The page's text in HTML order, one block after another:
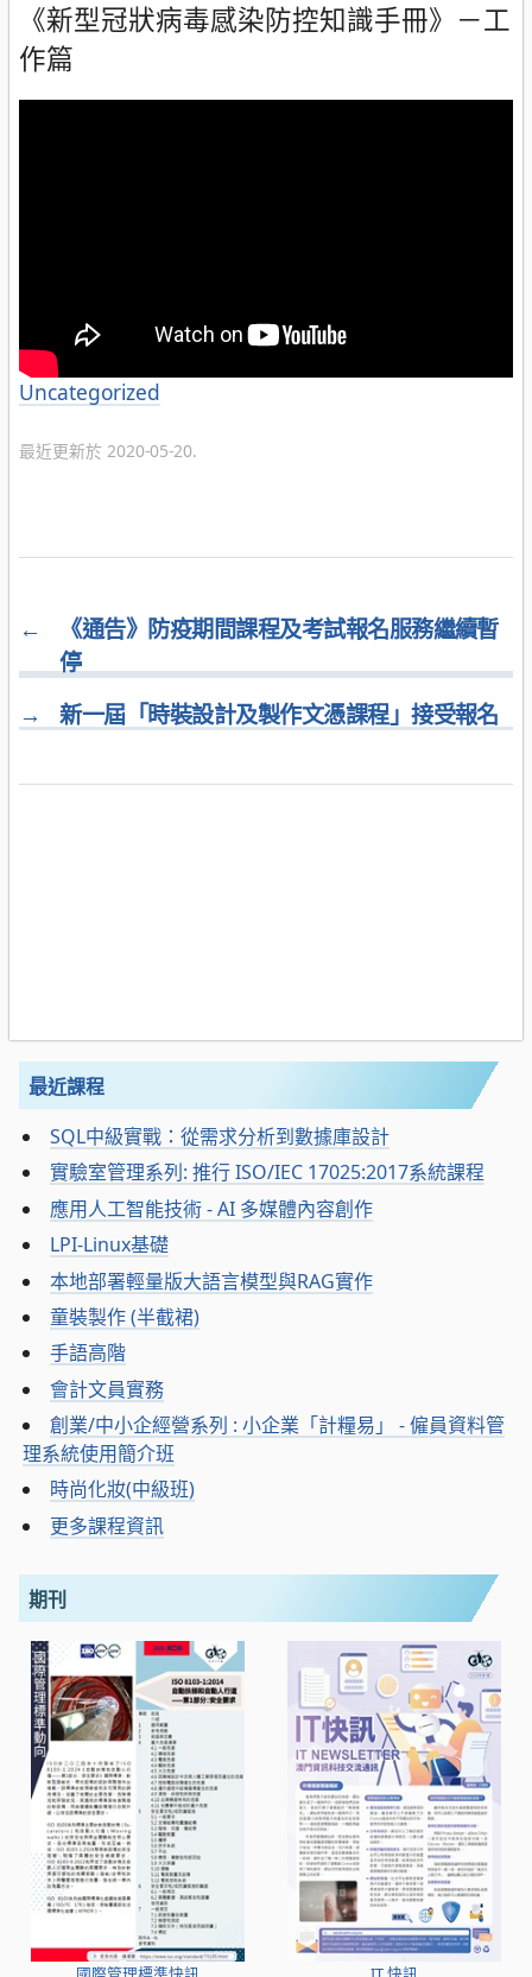
《新型冠狀病毒感染防控知識手冊》－工
作篇
分
Uncategorized
最近更新於 2020-05-20.
←
《通告》防疫期間課程及考試報名服務繼續暫
停
→
新一屆「時裝設計及製作文憑課程」接受報名
最近課程
SQL中級實戰：從需求分析到數據庫設計
實驗室管理系列: 推行 ISO/IEC 17025:2017系統課程
應用人工智能技術 - AI 多媒體內容創作
LPI-Linux基礎
本地部署輕量版大語言模型與RAG實作
童裝製作 (半截裙)
手語高階
會計文員實務
創業/中小企經營系列 : 小企業「計糧易」 - 僱員資料管
理系統使用簡介班
時尚化妝(中級班)
更多課程資訊
期刊